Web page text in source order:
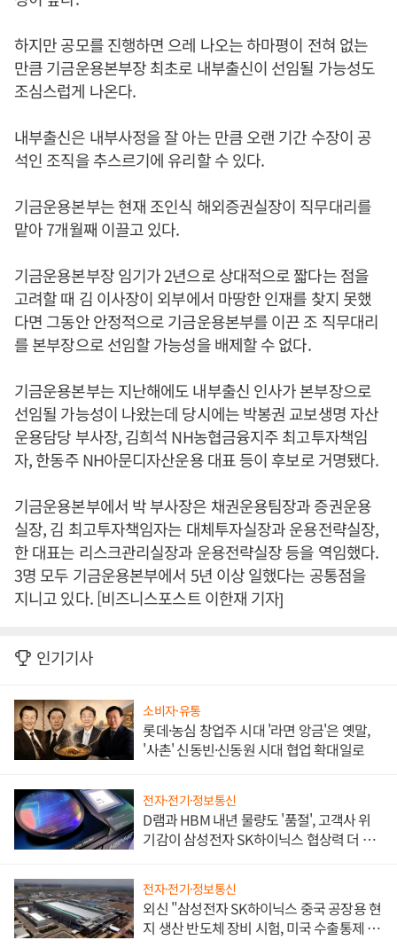
하지만 공모를 진행하면 으레 나오는 하마평이 전혀 없는
만큼 기금운용본부장 최초로 내부출신이 선임될 가능성도
조심스럽게 나온다.
내부출신은 내부사정을 잘 아는 만큼 오랜 기간 수장이 공
석인 조직을 추스르기에 유리할 수 있다.
기금운용본부는 현재 조인식 해외증권실장이 직무대리를
맡아 7개월째 이끌고 있다.
기금운용본부장 임기가 2년으로 상대적으로 짧다는 점을
고려할 때 김 이사장이 외부에서 마땅한 인재를 찾지 못했
다면 그동안 안정적으로 기금운용본부를 이끈 조 직무대리
를 본부장으로 선임할 가능성을 배제할 수 없다.
기금운용본부는 지난해에도 내부출신 인사가 본부장으로
선임될 가능성이 나왔는데 당시에는 박봉권 교보생명 자산
운용담당 부사장, 김희석 NH농협금융지주 최고투자책임
자, 한동주 NH아문디자산운용 대표 등이 후보로 거명됐다.
기금운용본부에서 박 부사장은 채권운용팀장과 증권운용
실장, 김 최고투자책임자는 대체투자실장과 운용전략실장,
한 대표는 리스크관리실장과 운용전략실장 등을 역임했다.
3명 모두 기금운용본부에서 5년 이상 일했다는 공통점을
지니고 있다. [비즈니스포스트 이한재 기자]
인기기사
소비자·유통
롯데·농심 창업주 시대 '라면 앙금'은 옛말,
'사촌' 신동빈·신동원 시대 협업 확대일로
전자·전기·정보통신
D램과 HBM 내년 물량도 '품절', 고객사 위
기감이 삼성전자 SK하이닉스 협상력 더 키
전자·전기·정보통신
외신 "삼성전자 SK하이닉스 중국 공장용 현
지 생산 반도체 장비 시험, 미국 수출통제 대